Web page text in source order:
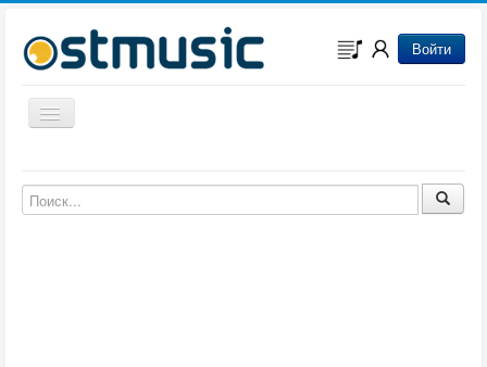
Войти
Включить/выключить навигацию
Музыка из мультфильмов
Музыка из сериалов